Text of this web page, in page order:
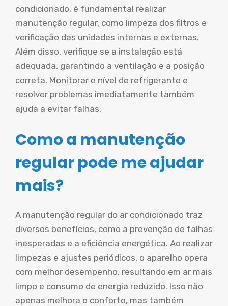
condicionado, é fundamental realizar
manutenção regular, como limpeza dos filtros e
verificação das unidades internas e externas.
Além disso, verifique se a instalação está
adequada, garantindo a ventilação e a posição
correta. Monitorar o nível de refrigerante e
resolver problemas imediatamente também
ajuda a evitar falhas.
Como a manutenção
regular pode me ajudar
mais?
A manutenção regular do ar condicionado traz
diversos benefícios, como a prevenção de falhas
inesperadas e a eficiência energética. Ao realizar
limpezas e ajustes periódicos, o aparelho opera
com melhor desempenho, resultando em ar mais
limpo e consumo de energia reduzido. Isso não
apenas melhora o conforto, mas também